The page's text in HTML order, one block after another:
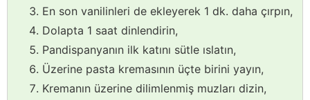
En son vanilinleri de ekleyerek 1 dk. daha çırpın,
Dolapta 1 saat dinlendirin,
Pandispanyanın ilk katını sütle ıslatın,
Üzerine pasta kremasının üçte birini yayın,
Kremanın üzerine dilimlenmiş muzları dizin,